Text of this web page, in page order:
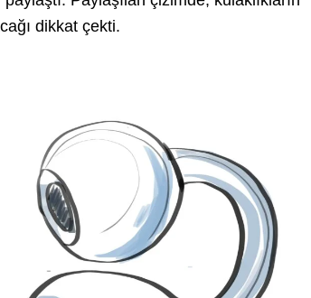
dikkat çekti.